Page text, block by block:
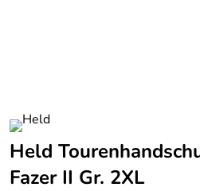
Held
Fazer II Gr. 2XL